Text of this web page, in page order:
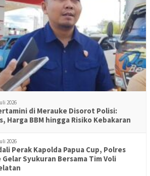
2026
di Merauke Disorot Polisi:
Harga BBM hingga Risiko Kebakaran
2026
Perak Kapolda Papua Cup, Polres
Gelar Syukuran Bersama Tim Voli